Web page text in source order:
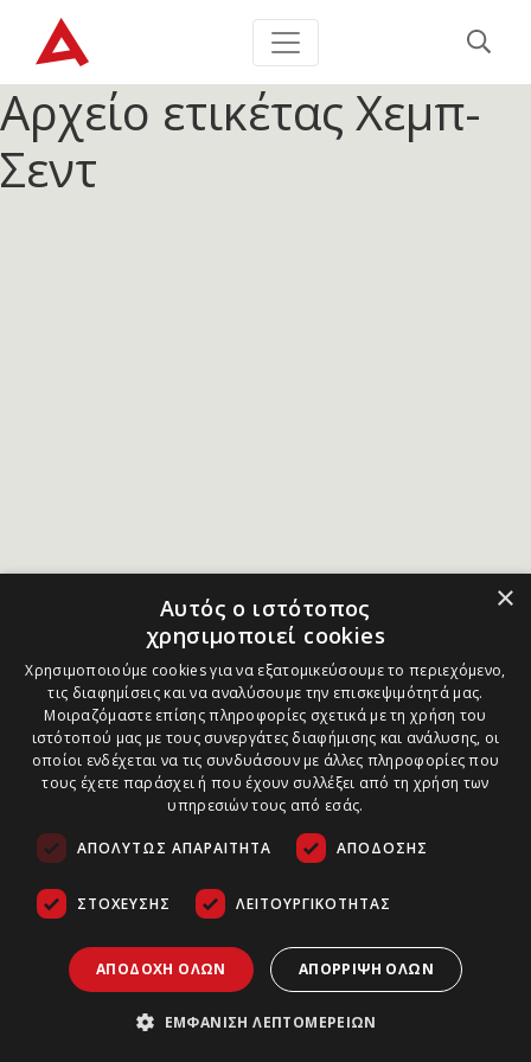
Αρχείο ετικέτας Χεμπ-
Σεντ
×
Αυτός ο ιστότοπος
χρησιμοποιεί cookies
Χρησιμοποιούμε cookies για να εξατομικεύσουμε το περιεχόμενο,
τις διαφημίσεις και να αναλύσουμε την επισκεψιμότητά μας.
Μοιραζόμαστε επίσης πληροφορίες σχετικά με τη χρήση του
ιστότοπού μας με τους συνεργάτες διαφήμισης και ανάλυσης, οι
οποίοι ενδέχεται να τις συνδυάσουν με άλλες πληροφορίες που
τους έχετε παράσχει ή που έχουν συλλέξει από τη χρήση των
υπηρεσιών τους από εσάς.
ΑΠΟΛΎΤΩΣ ΑΠΑΡΑΊΤΗΤΑ ΑΠΌΔΟΣΗΣ
ΣΤΌΧΕΥΣΗΣ ΛΕΙΤΟΥΡΓΙΚΌΤΗΤΑΣ
ΑΠΟΔΟΧΉ ΌΛΩΝ ΑΠΌΡΡΙΨΗ ΌΛΩΝ
ΕΜΦΆΝΙΣΗ ΛΕΠΤΟΜΕΡΕΙΏΝ